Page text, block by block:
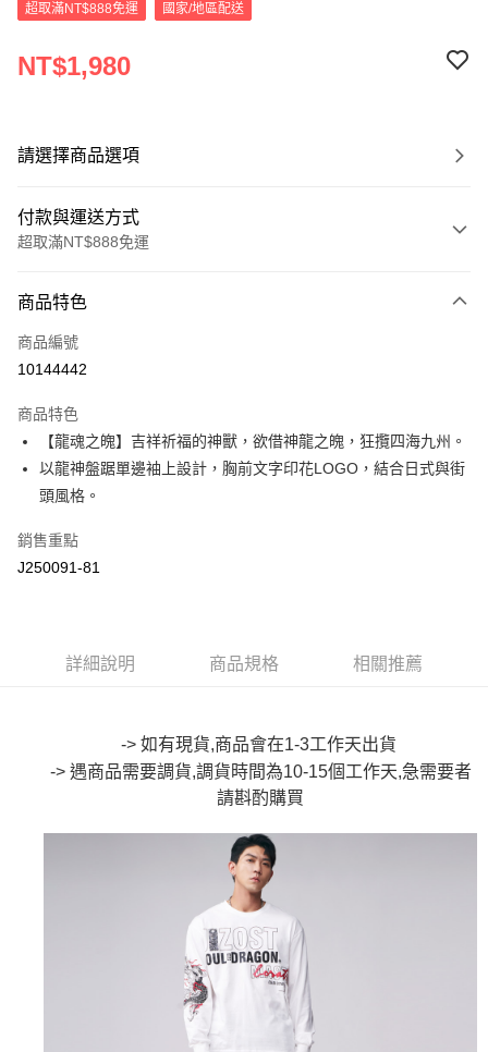
超取滿NT$888免運 國家/地區配送
NT$1,980
請選擇商品選項
付款與運送方式
超取滿NT$888免運
信用卡一次付款
超商取貨付款
Apple Pay
街口支付
相關說明
流程，驗證手機門號後，選擇欲分期的期數、繳款截止日，確認付款後即完
成交易。
3.實際核准額度、可分期數及費用金額請依後續交易確認頁面所載為準。
4.訂單成立30分鐘內，如未前往確認交易或遇審核未通過，訂單將自動取
1.分期款項不併入電信帳單，「大哥付你分期」於每月結算日後寄送繳費提
2.透過簡訊連結打開帳單後，可選擇「超商條碼／台灣大直營門市／銀行轉
帳／街口支付／iPASS MONEY」等通路繳費。
1.本服務係由「台灣大哥大股份有限公司」（以下簡稱本公司）所提供，讓
用戶於交易時，得透過本服務購買商品或服務，並由商店將買賣／分期付款
買賣價金債權讓與本公司後，依約使用本公司帳單繳交帳款。
【關於「AFTEE先享後付」】
AFTEE先享後付是「在收到商品之後才付款」的支付方式。 讓您購物簡單
２．便利：只要手機號碼，簡訊認證，即可結帳。
３．安心：先確認商品／服務後，再付款。
１．於結帳方式選擇「AFTEE先享後付」後，將跳轉至「AFTEE先享後付」
結帳頁面，進行簡訊認證並確認金額後，即可完成結帳。
２．訂單成立數日內，您將收到繳費通知簡訊。
３．收到繳費通知簡訊後14天內，點擊此簡訊中的連結，可透過四大超商／
ATM／網路銀行／等多元方式進行付款，方視為交易完成。
※ 請注意：結帳手續完成當下不需立刻繳費，但若您需要取消訂單，請聯絡
購買商品的店家。未經商家同意取消之訂單仍視為有效，需透過AFTEE先享
ATM付款
每筆NT$80，滿NT$888(含以上)免運費
每筆NT$80，滿NT$888(含以上)免運費
每筆NT$60，滿NT$3,000(含以上)免運費
商品特色
商品編號
10144442
商品特色
【龍魂之魄】吉祥祈福的神獸，欲借神龍之魄，狂攬四海九州。
以龍神盤踞單邊袖上設計，胸前文字印花LOGO，結合日式與街
頭風格。
銷售重點
J250091-81
詳細說明 商品規格 相關推薦
-> 如有現貨,商品會在1-3工作天出貨
-> 遇商品需要調貨,調貨時間為10-15個工作天,急需要者
請斟酌購買